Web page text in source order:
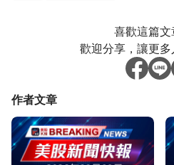
喜歡這篇文
歡迎分享，讓更多
作者文章